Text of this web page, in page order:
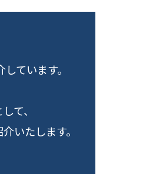
ています。
て、
いたします。